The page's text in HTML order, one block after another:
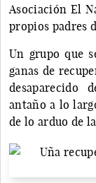
Asociación El
propios padres
Un grupo que
ganas de
desaparecido
antaño a lo
de lo arduo de